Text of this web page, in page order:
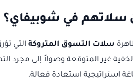
سلاتهم في شوبيفاي؟
سلات التسوق المتروكة التي
غير المتوقعة وصولاً إلى مجرد
استراتيجية استعادة فعالة.